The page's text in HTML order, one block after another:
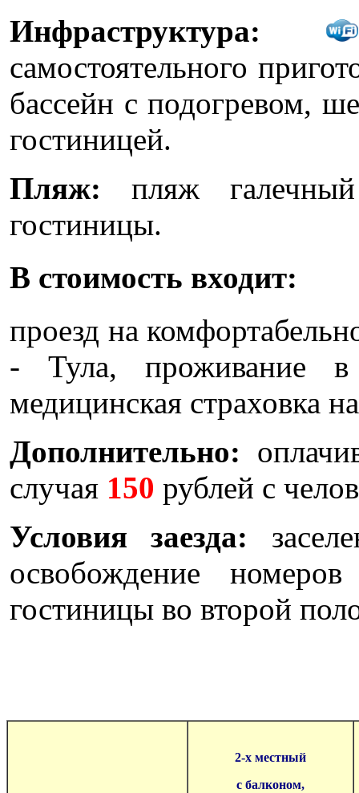
Инфраструктура:
самостоятельного
бассейн с подогревом,
гостиницей.
Пляж: пляж
гостиницы.
В стоимость входит:
проезд на
- Тула, проживание
медицинская страховка
Дополнительно:
случая 150 рублей с
Условия заезда:
освобождение
гостиницы во второй
2-х местный
с балконом,